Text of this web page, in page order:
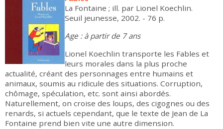
La Fontaine ; ill. par Lionel Koechlin.
Seuil jeunesse, 2002. - 76 p.
Age : à partir de 7 ans
Lionel Koechlin transporte les Fables et
leurs morales dans la plus proche
actualité, créant des personnages entre humains et
animaux, soumis au ridicule des situations. Corruption,
chômage, spéculation, etc. sont ainsi abordés.
Naturellement, on croise des loups, des cigognes ou des
renards, si actuels cependant, que le texte de Jean de La
Fontaine prend bien vite une autre dimension.